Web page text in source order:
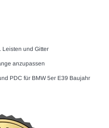
Leisten und Gitter
anzupassen
PDC für BMW 5er E39 Baujahr